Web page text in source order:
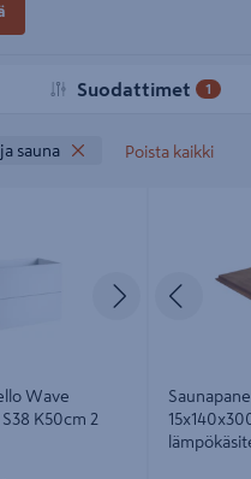
Suodattimet 1
sauna Poista kaikki
Seuraava
Wave
K50cm 2